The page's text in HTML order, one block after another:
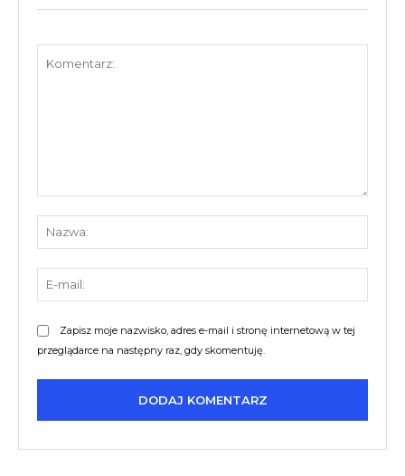
Zapisz moje nazwisko, adres e-mail i stronę internetową w tej
przeglądarce na następny raz, gdy skomentuję.